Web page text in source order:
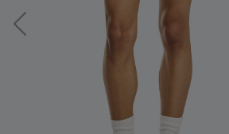
日本限定モデル
スノーグース
メイドインジャパンTシャツ
アウターウェア
日本限定モデル
スノーグース
メイドインジャパンTシャツ
アウターウェア
詳しく見る
下取り申請